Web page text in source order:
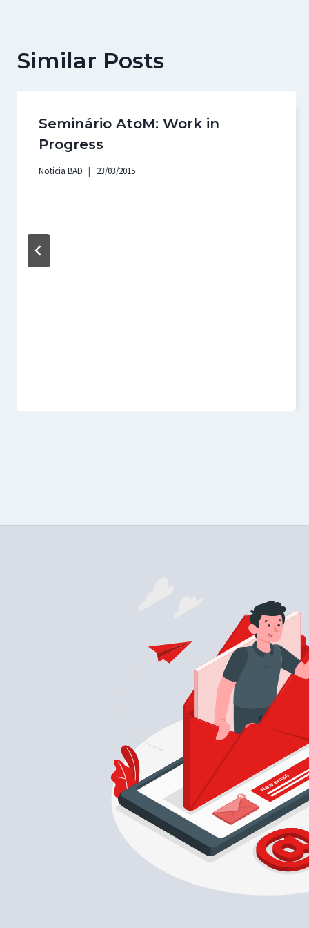
Similar Posts
Seminário AtoM: Work in
Progress
Notícia BAD 23/03/2015